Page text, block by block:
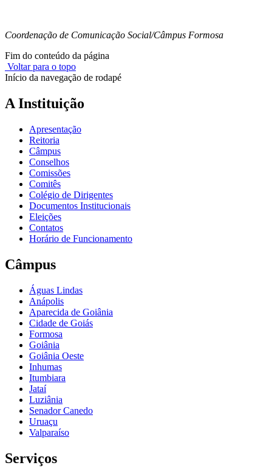
Coordenação de Comunicação Social/Câmpus Formosa
Fim do conteúdo da página
Voltar para o topo
Início da navegação de rodapé
A Instituição
Apresentação
Reitoria
Câmpus
Conselhos
Comissões
Comitês
Colégio de Dirigentes
Documentos Institucionais
Eleições
Contatos
Horário de Funcionamento
Câmpus
Águas Lindas
Anápolis
Aparecida de Goiânia
Cidade de Goiás
Formosa
Goiânia
Goiânia Oeste
Inhumas
Itumbiara
Jataí
Luziânia
Senador Canedo
Uruaçu
Valparaíso
Serviços